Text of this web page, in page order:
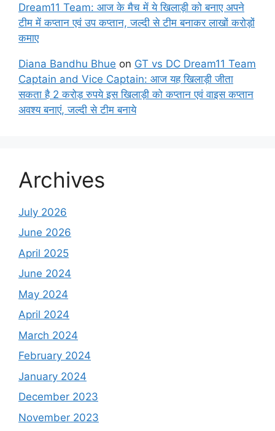
Dream11 Team: आज के मैच में ये खिलाड़ी को बनाए अपने
टीम में कप्तान एवं उप कप्तान, जल्दी से टीम बनाकर लाखों करोड़ों
कमाए
Diana Bandhu Bhue on GT vs DC Dream11 Team
Captain and Vice Captain: आज यह खिलाड़ी जीता
सकता है 2 करोड़ रुपये इस खिलाड़ी को कप्तान एवं वाइस कप्तान
अवश्य बनाएं, जल्दी से टीम बनाये
Archives
July 2026
June 2026
April 2025
June 2024
May 2024
April 2024
March 2024
February 2024
January 2024
December 2023
November 2023